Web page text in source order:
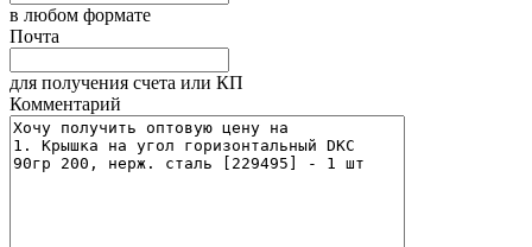
в любом формате
Почта
для получения счета или КП
Комментарий